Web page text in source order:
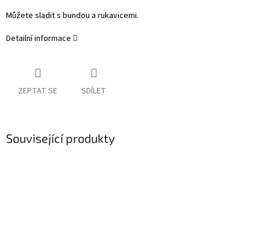
Můžete sladit s bundou a rukavicemi.
Detailní informace
ZEPTAT SE SDÍLET
Související produkty